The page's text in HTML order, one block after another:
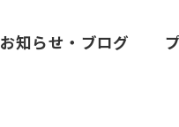
お知らせ・ブログ